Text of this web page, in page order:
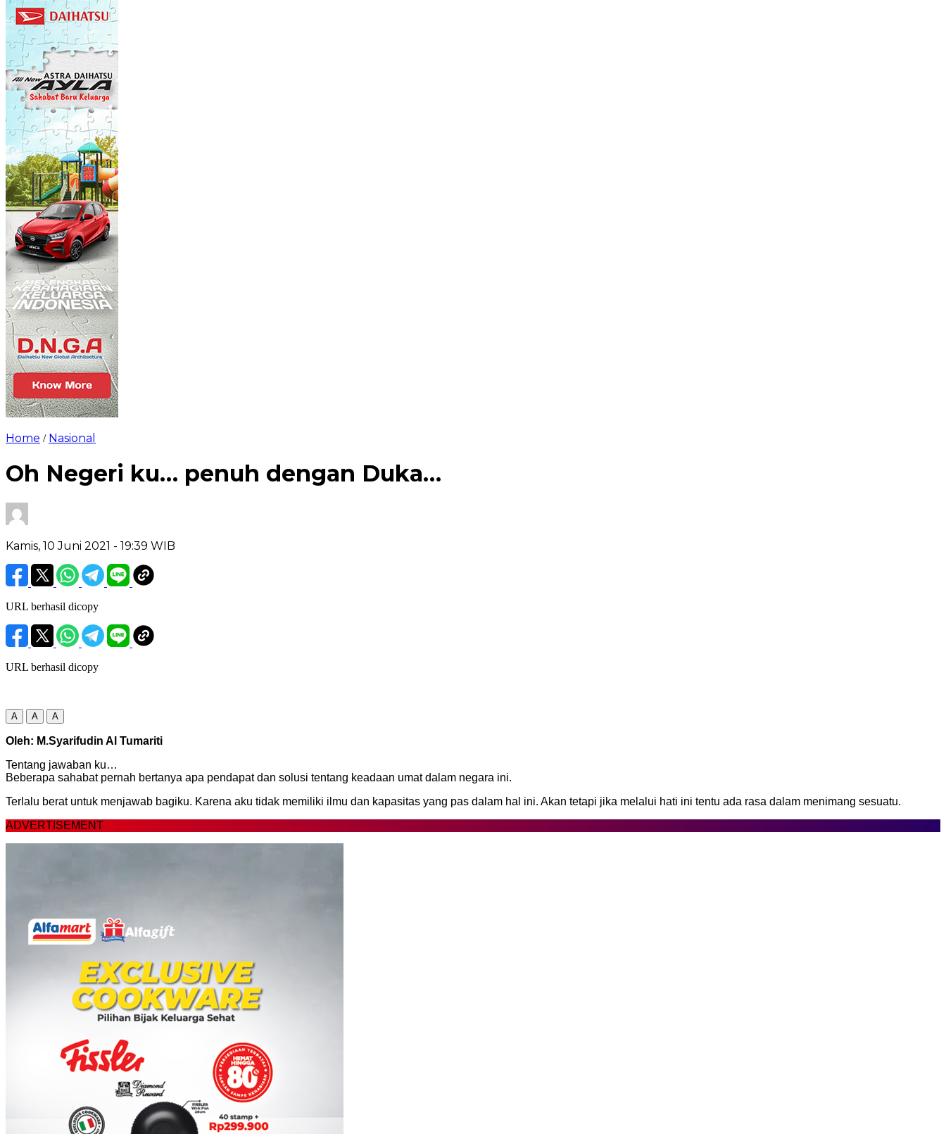
Home / Nasional
Oh Negeri ku… penuh dengan Duka…
Kamis, 10 Juni 2021 - 19:39 WIB
URL berhasil dicopy
URL berhasil dicopy
A A A
Oleh: M.Syarifudin Al Tumariti
Tentang jawaban ku…
Beberapa sahabat pernah bertanya apa pendapat dan solusi tentang keadaan umat dalam negara ini.
Terlalu berat untuk menjawab bagiku. Karena aku tidak memiliki ilmu dan kapasitas yang pas dalam hal ini. Akan tetapi jika melalui hati ini tentu ada rasa dalam menimang sesuatu.
ADVERTISEMENT